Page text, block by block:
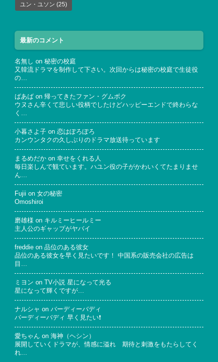
ユン・ユソン (25)
最新のコメント
名無し on 秘密の校庭
又韓流ドラマを制作して下さい。次回からは秘密の校庭で生徒役
の…
ばあば on 帰ってきたファン・グムボク
ウヌさん辛くて悲しい役柄でしたけどハッピーエンドで終わらな
く…
小暮さよ子 on 恋はぽろぽろ
カンウンタクの久しぶりのドラマ放送待っています
まるめだか on 幸せをくれる人
毎日楽しんで観ています。ハユン役の子がかわいくてたまりませ
ん…
Fujii on 女の秘密
Omoshiroi
磨雄様 on キルミーヒールミー
主人公のギャップがヤバイ
freddie on 品位のある彼女
品位のある彼女を早く見たいです！ 中国系の販売会社の広告は
目…
ミヨン on
TV小説 星になって光る
星になって輝くですが…
ナルシャ on バーディーバディ
バーディーバディ 早く見たい❗
愛ちゃん on 海神（ヘシン）
展開していくドラマが、情感に溢れ 期待と刺激をもたらしてく
れ…